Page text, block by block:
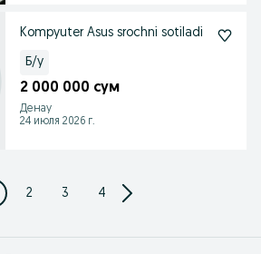
Kompyuter Asus srochni sotiladi
Б/у
2 000 000 сум
Денау
24 июля 2026 г.
2 3 4